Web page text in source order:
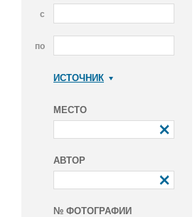
с
по
ИСТОЧНИК
МЕСТО
АВТОР
№ ФОТОГРАФИИ